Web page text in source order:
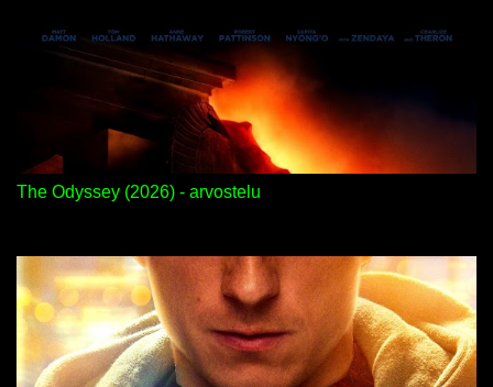
The Odyssey (2026) - arvostelu